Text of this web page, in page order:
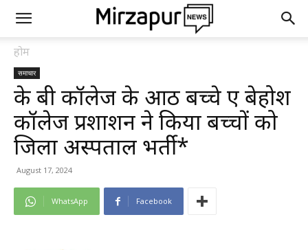
होम
समाचार
के बी कॉलेज के आठ बच्चे हुए बेहोश
कॉलेज प्रशाशन ने किया बच्चों को
जिला अस्पताल भर्ती*
August 17, 2024
WhatsApp Facebook